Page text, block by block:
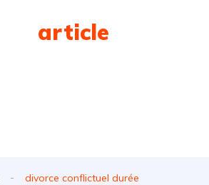
article
divorce conflictuel durée